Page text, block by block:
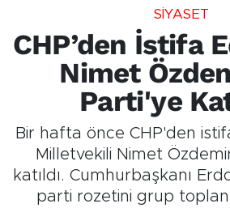
SİYASET
CHP’den İstifa
Nimet
Parti'ye
Bir hafta önce CHP'den
Milletvekili Nimet
katıldı. Cumhurbaşkanı
parti rozetini grup